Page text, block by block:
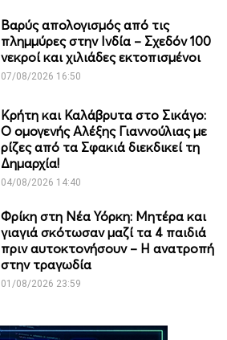
Βαρύς απολογισμός από τις
πλημμύρες στην Ινδία – Σχεδόν 100
νεκροί και χιλιάδες εκτοπισμένοι
07/08/2026 16:50
Κρήτη και Καλάβρυτα στο Σικάγο:
Ο ομογενής Αλέξης Γιαννούλιας με
ρίζες από τα Σφακιά διεκδικεί τη
Δημαρχία!
04/08/2026 14:40
Φρίκη στη Νέα Υόρκη: Μητέρα και
γιαγιά σκότωσαν μαζί τα 4 παιδιά
πριν αυτοκτονήσουν – Η ανατροπή
στην τραγωδία
01/08/2026 23:59